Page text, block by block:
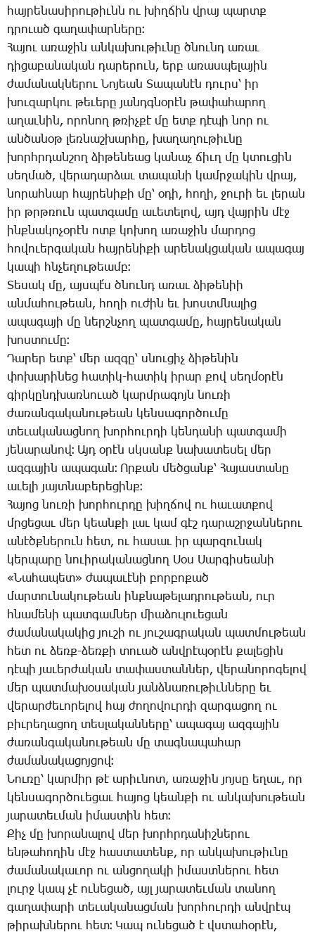
հայ­րե­նա­սի­րու­թիւնն ու խիղ­ճին վրայ պարտք
դրուած գա­ղա­փար­նե­րը։
­Հա­յու ա­ռա­ջին ան­կա­խու­թիւ­նը ծնունդ ա­ռաւ
դի­ցա­բա­նա­կան դա­րե­րուն, երբ ա­ռաս­պե­լա­յին
ժա­մա­նակ­նե­րու ­Նո­յեան ­Տա­պա­նէն դուրս՝ իր
խու­զար­կու թե­ւե­րը յանդգ­նօ­րէն թա­փա­հա­րող
ա­ղաւ­նին, ո­րո­նող թռիչ­քէ մը ետք դէ­պի նոր ու
ան­ծա­նօթ լեռ­նաշ­խար­հը, խա­ղա­ղու­թիւ­նը
խորհր­դան­շող ձի­թե­նեաց կա­նաչ ճիւղ մը կտու­ցին
սեղ­մած, վե­րա­դար­ձաւ տա­պա­նի կամր­ջա­կին վրայ,
նո­րահ­նար հայ­րե­նի­քի մը՝ օ­դի, հո­ղի, ջու­րի եւ լե­րան
իր թրթռուն պատ­գա­մը ա­ւե­տե­լով, այդ վայ­րին մէջ
ինք­նա­կո­չօ­րէն ոտք կո­խող ա­ռա­ջին մար­դոց
հո­վո­ւեր­գա­կան հայ­րե­նի­քի ա­րե­նակ­ցա­կան ա­պա­գայ
կա­պի հնչե­ղու­թեամբ։
­Տե­սակ մը, այս­պէ՛ս ծնունդ ա­ռաւ ձի­թե­նիի
ան­մա­հու­թեան, հո­ղի ու­ժին եւ խոստմ­նա­լից
ա­պա­գա­յի մը ներշն­չող պատ­գա­մը, հայ­րե­նա­կան
խոս­տու­մը։
­Դա­րեր ետք՝ մեր ազ­գը՝ սնու­ցիչ ձի­թե­նին
փո­խա­րի­նեց հա­տիկ-հա­տիկ ի­րար քով սեղ­մօ­րէն
գիր­կընդ­խառ­նո­ւած կարմ­րա­գոյն նու­ռի
ժա­ռան­գա­կա­նու­թեան կեն­սա­գոր­ծու­մը
տե­ւա­կա­նաց­նող խոր­հուր­դի կեն­դա­նի պատ­գա­մի
յե­նա­րա­նով։ Այդ օ­րէն սկսանք նա­խա­տե­սել մեր
ազ­գա­յին ա­պա­գան։ Որ­քան մեծ­ցանք՝ ­Հա­յաս­տա­նը
ա­ւե­լի յայտ­նա­բե­րե­ցինք։
­Հա­յոց նու­ռի խոր­հուր­դը խիղ­ճով ու հա­ւատ­քով
մրցե­ցաւ մեր կեան­քի լաւ կամ գէշ դա­րաշր­ջան­նե­րու
ա­նէծք­նե­րուն հետ, ու հա­սաւ իր պար­զու­նակ
կեր­պա­րը նո­ւի­րա­կա­նաց­նող ­Սօս ­Սար­գի­սեա­նի
«­Նա­հա­պետ» ժա­պա­ւէ­նի բոր­բո­քած
մար­տու­նա­կու­թեան ինք­նա­թե­լադ­րու­թեան, ուր
հնա­մե­նի պատ­գամ­ներ միա­ձու­լո­ւե­ցան
ժա­մա­նա­կա­կից յու­շի ու յու­շագ­րա­կան պատ­մու­թեան
հետ ու ձեռք-ձեռ­քի տո­ւած անվրէ­պօ­րէն քա­լե­ցին
դէ­պի յա­ւեր­ժա­կան տա­փաս­տան­ներ, վե­րա­նո­րո­գե­լով
մեր պատ­մա­խօ­սա­կան յանձ­նա­ռու­թիւն­նե­րը եւ
վե­րար­ժե­ւո­րե­լով հայ ժո­ղո­վուր­դի զար­գա­ցող ու
բիւ­րե­ղա­ցող տես­լա­կան­նե­րը՝ ա­պա­գայ ազ­գա­յին
ժա­ռան­գա­կա­նու­թեան մը տագ­նա­պա­հար
ժա­մա­նա­կա­ցոյ­ցով։
­Նու­ռը՝ կար­միր թէ ա­րիւ­նոտ, ա­ռա­ջին յոյ­սը ե­ղաւ, որ
կեն­սա­գոր­ծո­ւե­ցաւ հա­յոց կեան­քի ու ան­կա­խու­թեան
յա­րա­տեւ­ման ի­մաս­տին հետ։
­Քիչ մը խո­րա­նա­լով մեր խորհր­դա­նիշ­նե­րու
են­թա­հո­ղին մէջ հաս­տա­տենք, որ ան­կա­խու­թիւ­նը
ժա­մա­նա­կա­ւոր ու ան­ցո­ղա­կի ի­մաստ­նե­րու հետ
լուրջ կապ չէ ու­նե­ցած, այլ յա­րա­տեւ­ման տա­նող
գա­ղա­փա­րի տե­ւա­կա­նաց­ման խոր­հուր­դի անվ­րէպ
թի­րախ­նե­րու հետ։ ­Կապ ու­նե­ցած է վստա­հօ­րէն,